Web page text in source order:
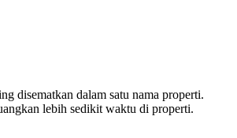
disematkan dalam satu nama properti.
lebih sedikit waktu di properti.